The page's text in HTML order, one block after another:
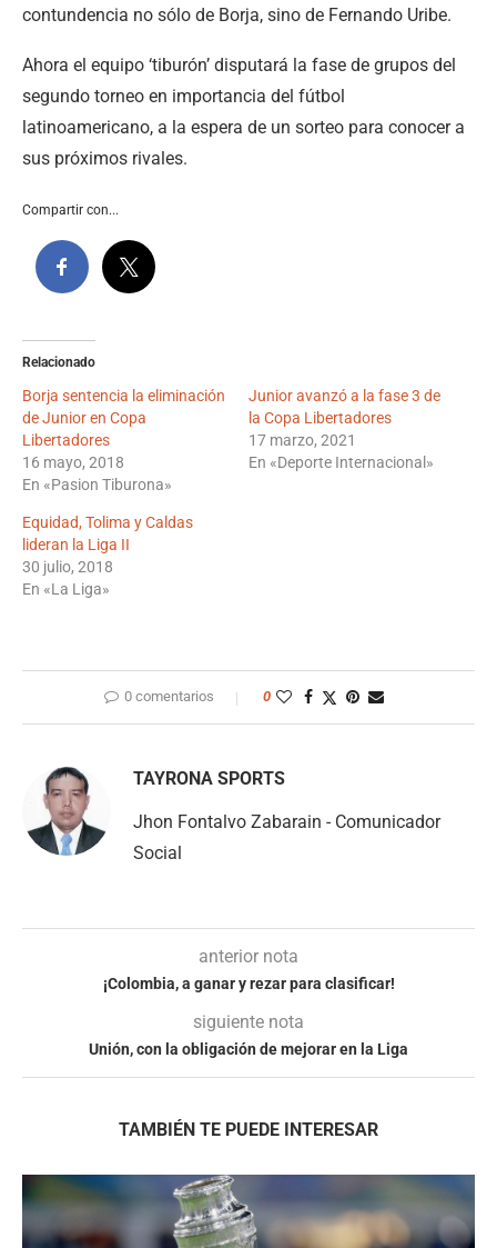
contundencia no sólo de Borja, sino de Fernando Uribe.
Ahora el equipo ‘tiburón’ disputará la fase de grupos del
segundo torneo en importancia del fútbol
latinoamericano, a la espera de un sorteo para conocer a
sus próximos rivales.
Compartir con...
Relacionado
Borja sentencia la eliminación
de Junior en Copa
Libertadores
16 mayo, 2018
En «Pasion Tiburona»
Junior avanzó a la fase 3 de
la Copa Libertadores
17 marzo, 2021
En «Deporte Internacional»
Equidad, Tolima y Caldas
lideran la Liga II
30 julio, 2018
En «La Liga»
0 comentarios 0
TAYRONA SPORTS
Jhon Fontalvo Zabarain - Comunicador
Social
anterior nota
¡Colombia, a ganar y rezar para clasificar!
siguiente nota
Unión, con la obligación de mejorar en la Liga
TAMBIÉN TE PUEDE INTERESAR